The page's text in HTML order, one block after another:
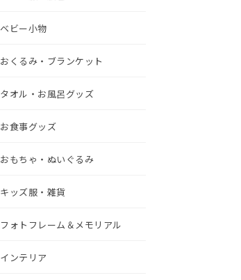
ベビー小物
おくるみ・ブランケット
タオル・お風呂グッズ
お食事グッズ
おもちゃ・ぬいぐるみ
キッズ服・雑貨
フォトフレーム＆メモリアル
インテリア